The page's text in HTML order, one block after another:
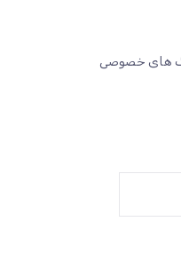
های خصوصی